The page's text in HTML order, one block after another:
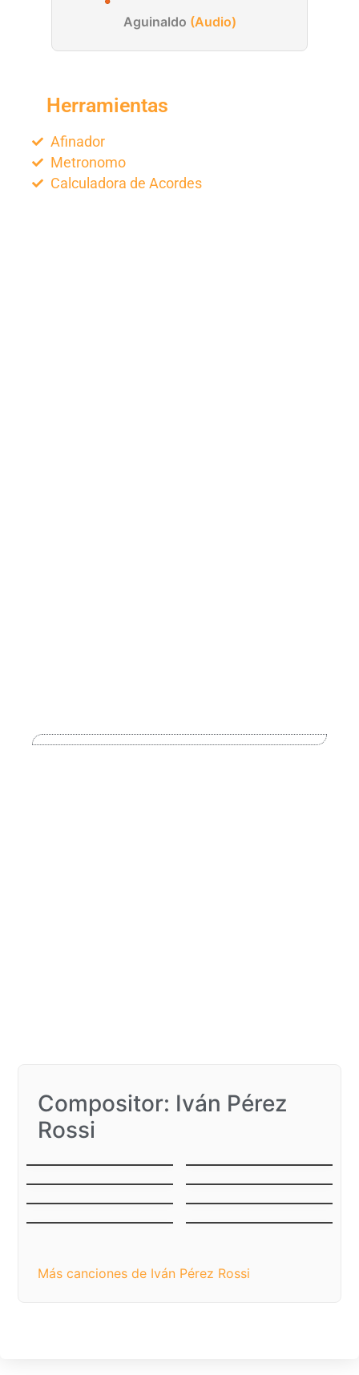
Aguinaldo (Audio)
Herramientas
Afinador
Metronomo
Calculadora de Acordes
Compositor: Iván Pérez
Rossi
El Papagayo
La Pulga y El Piojo
Nicolás?
Precioso Querube
Alumbra cocuyito
Aguinaldo cumanés
Cuatro pollitos
Nicolás
Más canciones de Iván Pérez Rossi